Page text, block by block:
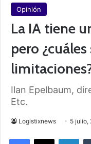
Opinión
La IA tiene
pero
Ilan Epelbaum,
Etc.
Logistixnews 5 julio,